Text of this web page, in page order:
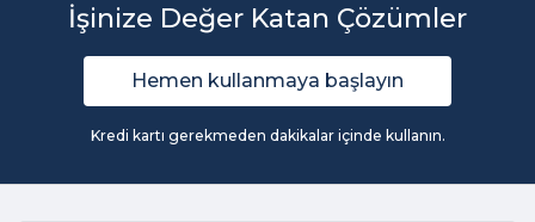
İşinize Değer Katan Çözümler
Hemen kullanmaya başlayın
Kredi kartı gerekmeden dakikalar içinde kullanın.